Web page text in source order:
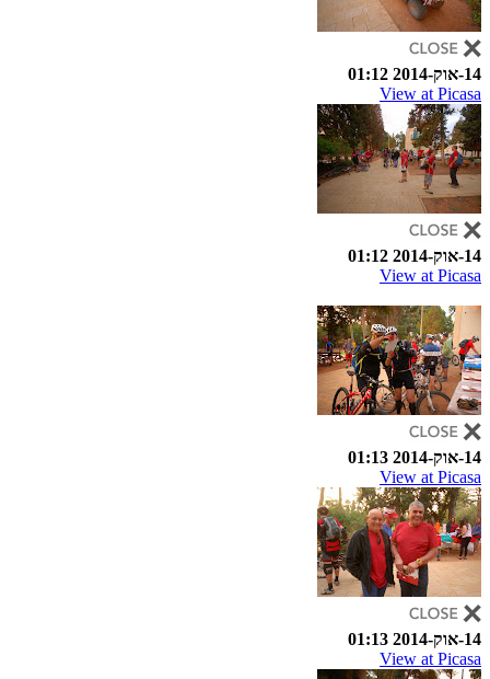
14-אוק-2014 01:12
View at Picasa
14-אוק-2014 01:12
View at Picasa
14-אוק-2014 01:13
View at Picasa
14-אוק-2014 01:13
View at Picasa